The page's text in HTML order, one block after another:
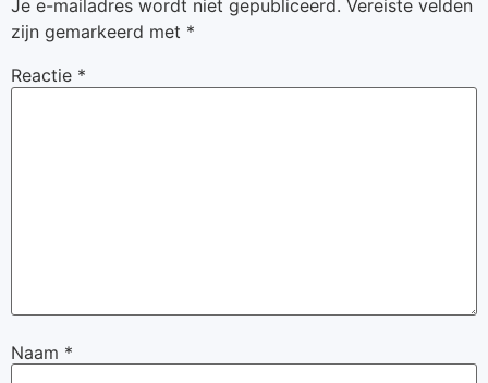
Je e-mailadres wordt niet gepubliceerd. Vereiste velden
zijn gemarkeerd met *
Reactie *
Naam *